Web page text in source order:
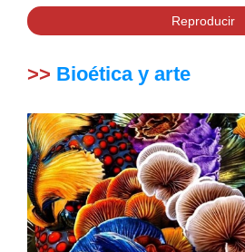
Reproducir
>> Bioética y arte